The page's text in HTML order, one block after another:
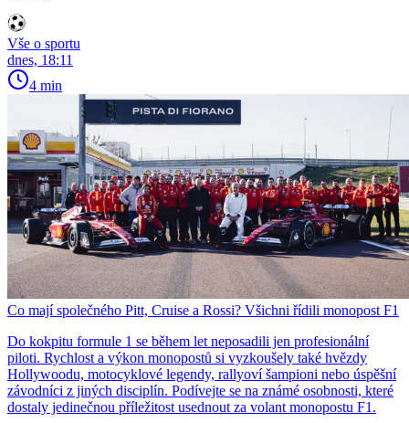
Vše o sportu
dnes, 18:11
4 min
Co mají společného Pitt, Cruise a Rossi? Všichni řídili monopost F1
Do kokpitu formule 1 se během let neposadili jen profesionální
piloti. Rychlost a výkon monopostů si vyzkoušely také hvězdy
Hollywoodu, motocyklové legendy, rallyoví šampioni nebo úspěšní
závodníci z jiných disciplín. Podívejte se na známé osobnosti, které
dostaly jedinečnou příležitost usednout za volant monopostu F1.